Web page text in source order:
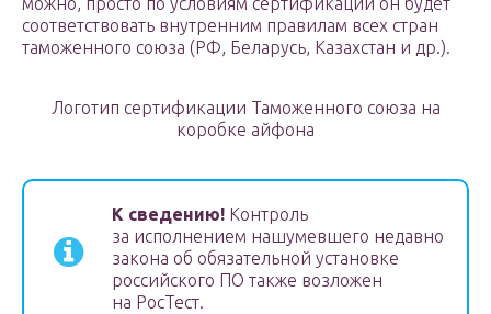
соответствовать внутренним правилам всех стран
таможенного союза (РФ, Беларусь, Казахстан и др.).
Логотип сертификации Таможенного союза на
коробке айфона
К сведению! Контроль
за исполнением нашумевшего недавно
закона об обязательной установке
российского ПО также возложен
на РосТест.